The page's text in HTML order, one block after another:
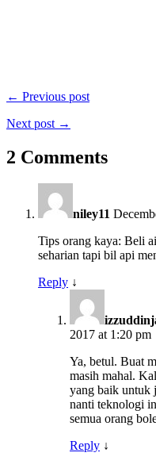
← Previous post
Next post →
2 Comments
niley11
Tips orang kaya: Beli
seharian tapi bil api
Reply ↓
2017 at 1:20 pm
Ya, betul. Buat
masih mahal.
yang baik untuk
nanti teknologi
semua orang
Reply ↓